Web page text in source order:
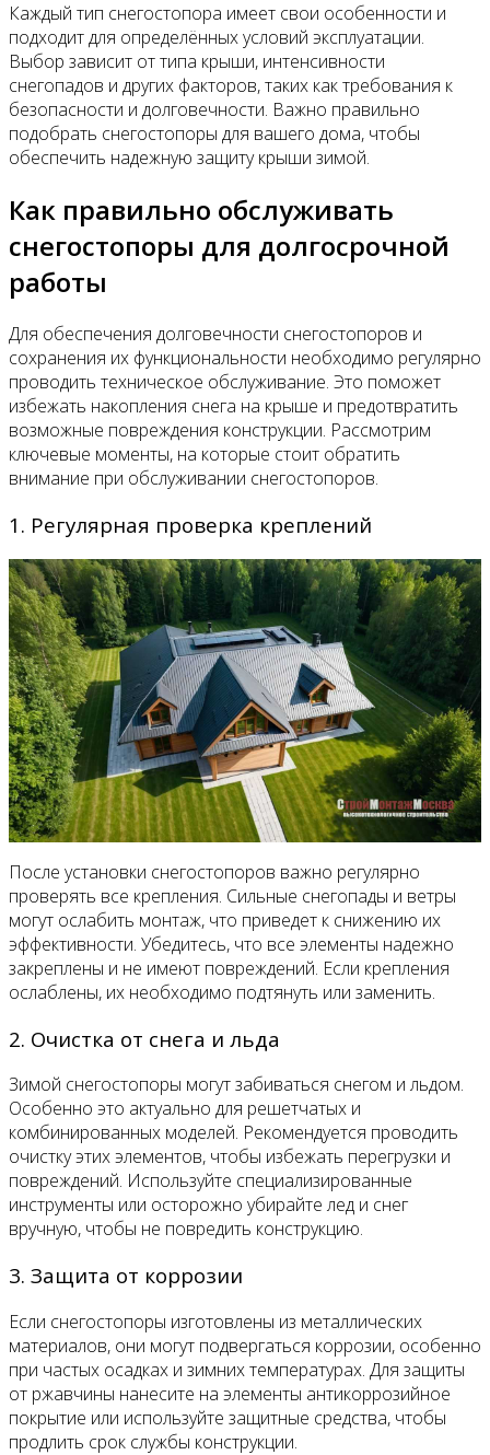
Каждый тип снегостопора имеет свои особенности и
подходит для определённых условий эксплуатации.
Выбор зависит от типа крыши, интенсивности
снегопадов и других факторов, таких как требования к
безопасности и долговечности. Важно правильно
подобрать снегостопоры для вашего дома, чтобы
обеспечить надежную защиту крыши зимой.
Как правильно обслуживать
снегостопоры для долгосрочной
работы
Для обеспечения долговечности снегостопоров и
сохранения их функциональности необходимо регулярно
проводить техническое обслуживание. Это поможет
избежать накопления снега на крыше и предотвратить
возможные повреждения конструкции. Рассмотрим
ключевые моменты, на которые стоит обратить
внимание при обслуживании снегостопоров.
1. Регулярная проверка креплений
После установки снегостопоров важно регулярно
проверять все крепления. Сильные снегопады и ветры
могут ослабить монтаж, что приведет к снижению их
эффективности. Убедитесь, что все элементы надежно
закреплены и не имеют повреждений. Если крепления
ослаблены, их необходимо подтянуть или заменить.
2. Очистка от снега и льда
Зимой снегостопоры могут забиваться снегом и льдом.
Особенно это актуально для решетчатых и
комбинированных моделей. Рекомендуется проводить
очистку этих элементов, чтобы избежать перегрузки и
повреждений. Используйте специализированные
инструменты или осторожно убирайте лед и снег
вручную, чтобы не повредить конструкцию.
3. Защита от коррозии
Если снегостопоры изготовлены из металлических
материалов, они могут подвергаться коррозии, особенно
при частых осадках и зимних температурах. Для защиты
от ржавчины нанесите на элементы антикоррозийное
покрытие или используйте защитные средства, чтобы
продлить срок службы конструкции.